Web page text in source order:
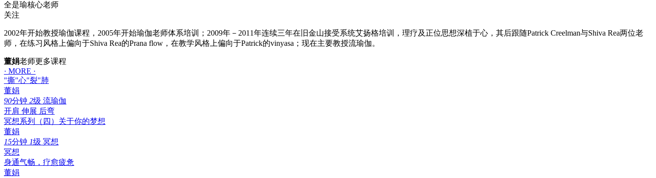
全是瑜核心老师
关注
2002年开始教授瑜伽课程，2005年开始瑜伽老师体系培训；2009年－2011年连续三年在旧金山接受系统艾扬格培训，理疗及正位思想深植于心，其后跟随Patrick Creelman与Shiva Rea两位老
师，在练习风格上偏向于Shiva Rea的Prana flow，在教学风格上偏向于Patrick的vinyasa；现在主要教授流瑜伽。
董娟老师更多课程
· MORE ·
"撕"心"裂"肺
董娟
90分钟 2级 流瑜伽
开肩 伸展 后弯
冥想系列（四）关于你的梦想
董娟
15分钟 1级 冥想
冥想
身通气畅，疗愈疲惫
董娟